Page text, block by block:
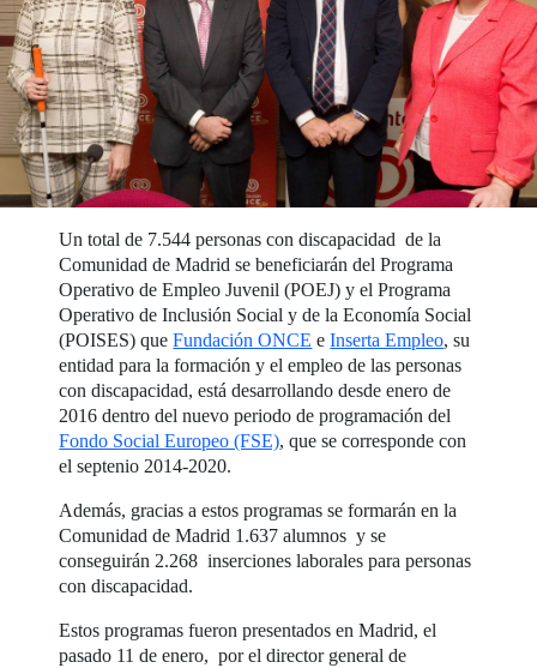
Un total de 7.544 personas con discapacidad de la
Comunidad de Madrid se beneficiarán del Programa
Operativo de Empleo Juvenil (POEJ) y el Programa
Operativo de Inclusión Social y de la Economía Social
(POISES) queFundación ONCE eInserta Empleo, su
entidad para la formación y el empleo de las personas
con discapacidad, está desarrollando desde enero de
2016 dentro del nuevo periodo de programación del
Fondo Social Europeo (FSE), que se corresponde con
el septenio 2014-2020.
Además, gracias a estos programas se formarán en la
Comunidad de Madrid 1.637 alumnos y se
conseguirán 2.268 inserciones laborales para personas
con discapacidad.
Estos programas fueron presentados en Madrid, el
pasado 11 de enero, por el director general de